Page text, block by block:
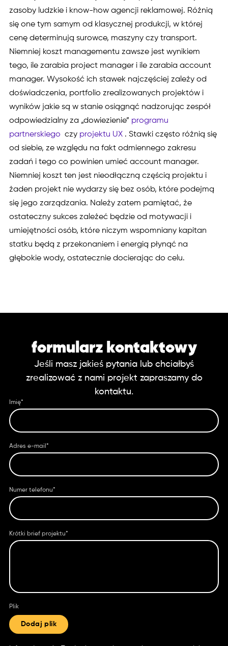
zasoby ludzkie i know-how agencji reklamowej. Różnią
się one tym samym od klasycznej produkcji, w której
cenę determinują surowce, maszyny czy transport.
Niemniej koszt managementu zawsze jest wynikiem
tego, ile zarabia project manager i ile zarabia account
manager. Wysokość ich stawek najczęściej zależy od
doświadczenia, portfolio zrealizowanych projektów i
wyników jakie są w stanie osiągnąć nadzorując zespół
odpowiedzialny za „dowiezienie” programu
partnerskiego czy projektu UX. Stawki często różnią się
od siebie, ze względu na fakt odmiennego zakresu
zadań i tego co powinien umieć account manager.
Niemniej koszt ten jest nieodłączną częścią projektu i
żaden projekt nie wydarzy się bez osób, które podejmą
się jego zarządzania. Należy zatem pamiętać, że
ostateczny sukces zależeć będzie od motywacji i
umiejętności osób, które niczym wspomniany kapitan
statku będą z przekonaniem i energią płynąć na
głębokie wody, ostatecznie docierając do celu.
formularz kontaktowy
Jeśli masz jakieś pytania lub chciałbyś
zrealizować z nami projekt zapraszamy do
kontaktu.
Imię*
Adres e-mail*
Numer telefonu*
Krótki brief projektu*
Plik
Dodaj plik